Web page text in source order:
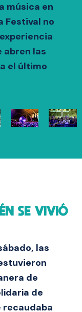
música en
Festival no
abren las
el último
SE VIVIÓ
las
de
de
recaudaba